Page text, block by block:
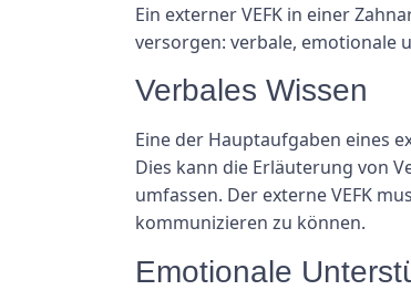
Ein externer VEFK in einer
versorgen: verbale, emotionale
Verbales Wissen
Eine der Hauptaufgaben eines
Dies kann die Erläuterung von
umfassen. Der externe VEFK
kommunizieren zu können.
Emotionale